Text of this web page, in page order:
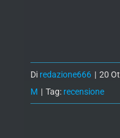
Di redazione666 | 20
M | Tag: recensione